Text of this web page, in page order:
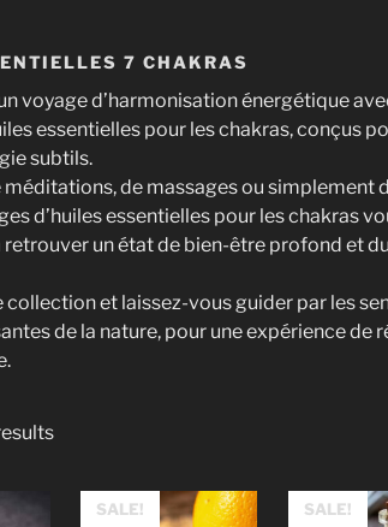
7 CHAKRAS
voyage d’harmonisation énergétique
essentielles pour les chakras, conçus
subtils.
méditations, de massages ou simplement
d’huiles essentielles pour les chakras
un état de bien-être profond et
collection et laissez-vous guider par les
de la nature, pour une expérience
SALE! SALE!